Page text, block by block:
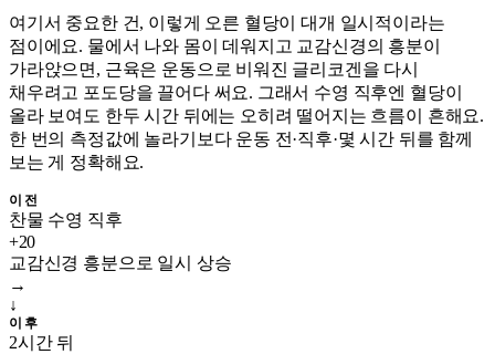
여기서 중요한 건, 이렇게 오른 혈당이 대개 일시적이라는
점이에요. 물에서 나와 몸이 데워지고 교감신경의 흥분이
가라앉으면, 근육은 운동으로 비워진 글리코겐을 다시
채우려고 포도당을 끌어다 써요. 그래서 수영 직후엔 혈당이
올라 보여도 한두 시간 뒤에는 오히려 떨어지는 흐름이 흔해요.
한 번의 측정값에 놀라기보다 운동 전·직후·몇 시간 뒤를 함께
보는 게 정확해요.
이전
찬물 수영 직후
+20
교감신경 흥분으로 일시 상승
→
↓
이후
2시간 뒤